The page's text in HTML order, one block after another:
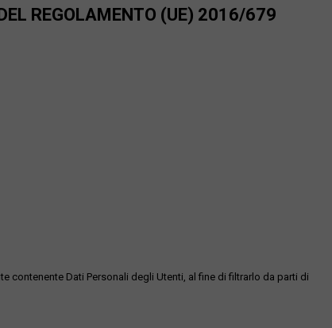
REGOLAMENTO (UE) 2016/679
contenente Dati Personali degli Utenti, al fine di filtrarlo da parti di